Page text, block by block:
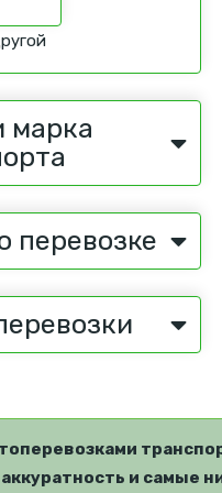
марка
перевозке
и самые